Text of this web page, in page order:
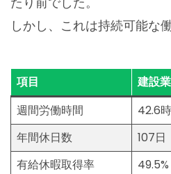
しかし、これは持続可能な
項目 建設業
週間労働時間
42.6
年間休日数
107日
有給休暇取得率
49.5%